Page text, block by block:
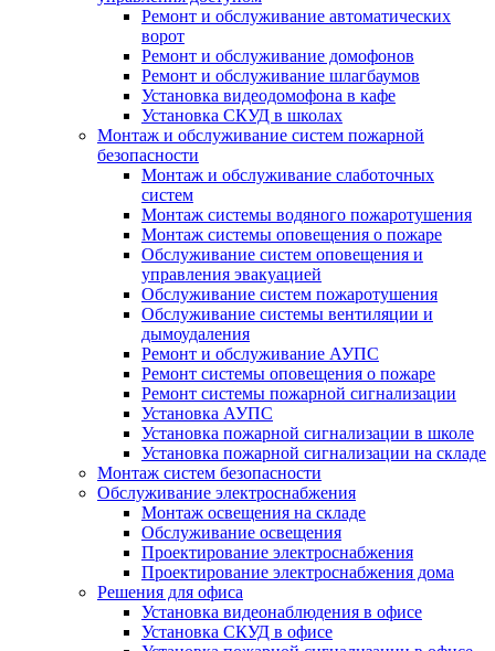
Ремонт и обслуживание автоматических
ворот
Ремонт и обслуживание домофонов
Ремонт и обслуживание шлагбаумов
Установка видеодомофона в кафе
Установка СКУД в школах
Монтаж и обслуживание систем пожарной
безопасности
Монтаж и обслуживание слаботочных
систем
Монтаж системы водяного пожаротушения
Монтаж системы оповещения о пожаре
Обслуживание систем оповещения и
управления эвакуацией
Обслуживание систем пожаротушения
Обслуживание системы вентиляции и
дымоудаления
Ремонт и обслуживание АУПС
Ремонт системы оповещения о пожаре
Ремонт системы пожарной сигнализации
Установка АУПС
Установка пожарной сигнализации в школе
Установка пожарной сигнализации на складе
Монтаж систем безопасности
Обслуживание электроснабжения
Монтаж освещения на складе
Обслуживание освещения
Проектирование электроснабжения
Проектирование электроснабжения дома
Решения для офиса
Установка видеонаблюдения в офисе
Установка СКУД в офисе